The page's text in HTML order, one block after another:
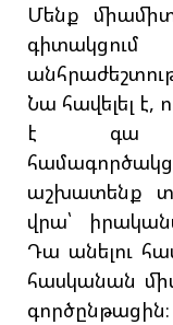
Մենք
Նա հավելել
է գա
աշխատենք
վրա՝
Դա անելու
հասկանան